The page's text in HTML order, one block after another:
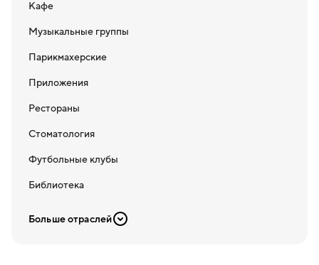
Кафе
Музыкальные группы
Парикмахерские
Приложения
Рестораны
Стоматология
Футбольные клубы
Библиотека
Больше отраслей